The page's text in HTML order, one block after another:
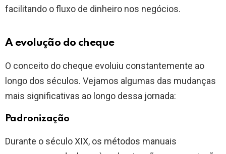
facilitando o fluxo de dinheiro nos negócios.
A evolução do cheque
O conceito do cheque evoluiu constantemente ao
longo dos séculos. Vejamos algumas das mudanças
mais significativas ao longo dessa jornada:
Padronização
Durante o século XIX, os métodos manuais